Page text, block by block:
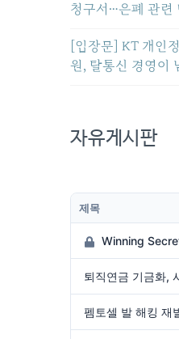
청구서…은폐 관련
[입장문] KT 개인
원, 탈통신 경영이
자유게시판
제목
Winning Secret to Hit